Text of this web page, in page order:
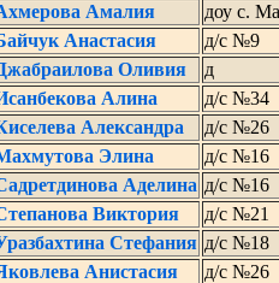
Амалия доу с.
Анастасия д/с №9
Оливия д
Алина д/с №34
Александра д/с №26
Элина д/с №16
Аделина д/с №16
Виктория д/с №21
Стефания д/с №18
Анистасия д/с №26